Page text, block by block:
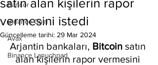
Bancor
Binance Coin
Avax
Binance Lanuchpad
satın alan kişilerin rapor
vermesini istedi
Güncelleme tarihi: 29 Mar 2024
Arjantin bankaları, Bitcoin satın
alan kişilerin rapor vermesini